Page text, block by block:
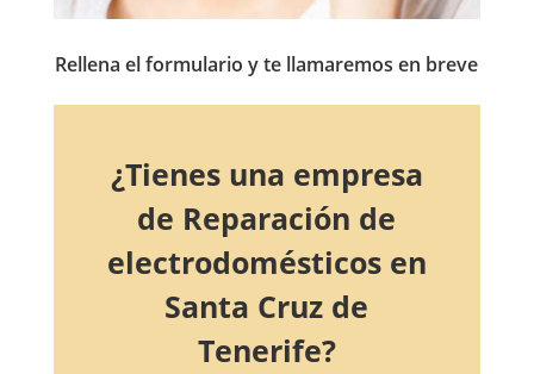
Rellena el formulario y te llamaremos en breve
¿Tienes una empresa
de Reparación de
electrodomésticos en
Santa Cruz de
Tenerife?